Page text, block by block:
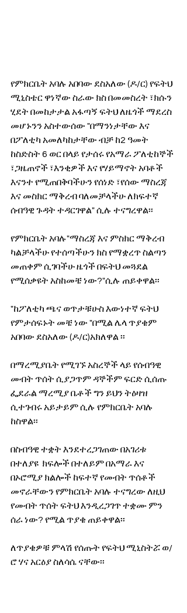
የምክርቤት አባሉ አበባው ደስአለው (ዶ/ር) የፍትህ
ሚኒስቴር ዋነኛው ስራው ክስ በመመስረት ፣ክሱን
ሂደት በመከታታል አፋጣኝ ፍትህ ለዜጎች ማደረስ
መሆኑንን አስተውሰው "በማንነታቸው እና
በፖለቲካ አመለካከታቸው ብቻ ከ2 ዓመት
ከስድስት 6 ወር በላይ የታሰሩ የአማራ ፖለቲከኞች
፣ጋዜጠኖች ፣እንቂዎች እና የሃይማኖት አባቶች
እናንተ የሚጠበቅባችሁን የሰነድ ፣የሰው ማስረጃ
እና መስክር ማቅረብ ባለመቻላችሁ ለክፍተኛ
ሰብዓዊ ጉዳት ተዳርገዋል" ሲሉ ተናግረዋል፡፡
የምክርቤት አባሉ"ማስረጃ እና ምስክር ማቅረብ
ካልቻላችሁ የተሰጣችሁን ክስ የማቋረጥ ስልጣን
መጠቀም ሲገባችሁ ዜጎች በፍትህ መጓደል
የሚሰቃዩት አስከመቼ ነው?"ሲሉ ጠይቀዋል፡፡
"ከፖለቲካ ጫና ወጥታቹሁስ እውነተኛ ፍትህ
የምታሰፍኑት መቼ ነው "በሚል ሌላ ጥያቄም
አበባው ደስአለው (ዶ/ር)አክለዋል ፡፡
በማረሚያቤት የሚገኙ አስረኞች ላይ የሰብዓዊ
መብት ጥሰት ሲያጋጥም ዳኞችም ፍርድ ሲሰጡ
ፌደራል ማረሚያ ቤቶች ግን ይህን ትዕዛዝ
ሲተገብሩ አይታይም ሲሉ የምክርቤት አባሉ
ከስዋል፡፡
በስብዓዊ ተቋት እንደተረጋገጠው በአገሪቱ
በተለያዩ  ክፍሎች በተለይም በአማራ እና
በኦሮሚያ ክልሎች ከፍተኛ የመብት ጥሰቶች
መኖራቸውን የምክርቤት አባሉ ተናግረው ለዚህ
የመብት ጥሰት ፍትህ እንዲረጋገጥ ተቋሙ ምን
ሰራ ነው? የሚል ጥያቄ ጠይቀዋል፡፡
ለጥያቄዎቹ ምላሽ የሰጡት የፍትህ ሚኒስትሯ ወ/
ሮ ሃና አርዕያ ስለሳሴ ናቸው፡፡